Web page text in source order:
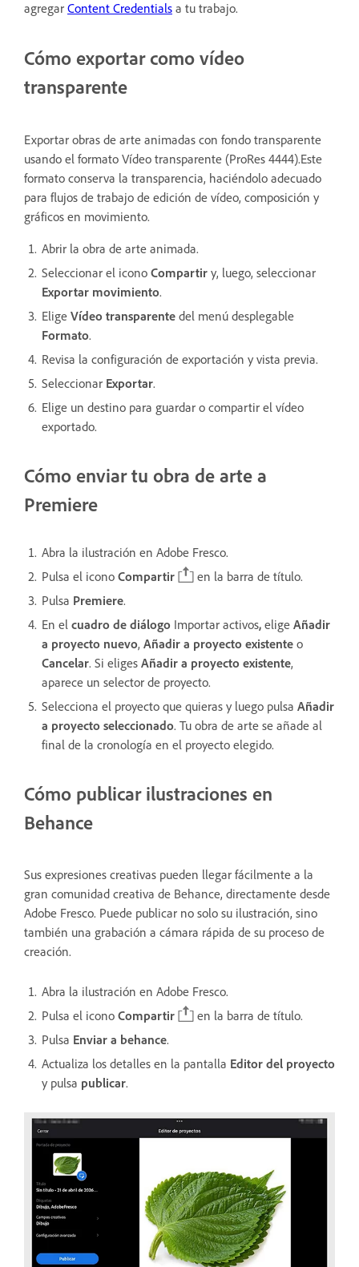
agregar Content Credentials a tu trabajo.
Cómo exportar como vídeo
transparente
Exportar obras de arte animadas con fondo transparente
usando el formato Vídeo transparente (ProRes 4444).Este
formato conserva la transparencia, haciéndolo adecuado
para flujos de trabajo de edición de vídeo, composición y
gráficos en movimiento.
Abrir la obra de arte animada.
Seleccionar el icono Compartir y, luego, seleccionar
Exportar movimiento.
Elige Vídeo transparente del menú desplegable
Formato.
Revisa la configuración de exportación y vista previa.
Seleccionar Exportar.
Elige un destino para guardar o compartir el vídeo
exportado.
Cómo enviar tu obra de arte a
Premiere
Abra la ilustración en Adobe Fresco.
Pulsa el icono Compartir
en la barra de título.
Pulsa Premiere.
En el cuadro de diálogo Importar activos, elige Añadir
a proyecto nuevo, Añadir a proyecto existente o
Cancelar. Si eliges Añadir a proyecto existente,
aparece un selector de proyecto.
Selecciona el proyecto que quieras y luego pulsa Añadir
a proyecto seleccionado. Tu obra de arte se añade al
final de la cronología en el proyecto elegido.
Cómo publicar ilustraciones en
Behance
Sus expresiones creativas pueden llegar fácilmente a la
gran comunidad creativa de Behance, directamente desde
Adobe Fresco. Puede publicar no solo su ilustración, sino
también una grabación a cámara rápida de su proceso de
creación.
Abra la ilustración en Adobe Fresco.
Pulsa el icono Compartir
en la barra de título.
Pulsa Enviar a behance.
Actualiza los detalles en la pantalla Editor del proyecto
y pulsa publicar.